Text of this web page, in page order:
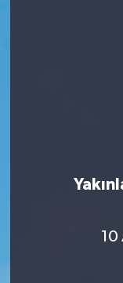
10
Kültür-